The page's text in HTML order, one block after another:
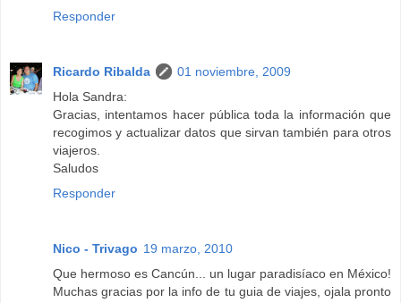
Responder
Ricardo Ribalda
01 noviembre, 2009
Hola Sandra:
Gracias, intentamos hacer pública toda la información que
recogimos y actualizar datos que sirvan también para otros
viajeros.
Saludos
Responder
Nico - Trivago 19 marzo, 2010
Que hermoso es Cancún... un lugar paradisíaco en México!
Muchas gracias por la info de tu guia de viajes, ojala pronto